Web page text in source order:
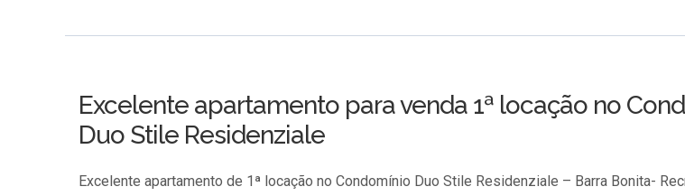
Excelente apartamento para venda 1ª locação no
Duo Stile Residenziale
Excelente apartamento de 1ª locação no Condomínio Duo Stile Residenziale – Barra Bonita-